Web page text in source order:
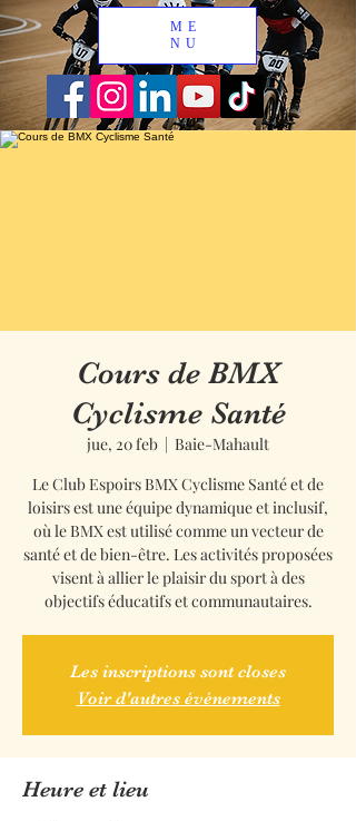
ME
NU
Cours de BMX
Cyclisme Santé
jue, 20 feb
  |
Baie-Mahault
Le Club Espoirs BMX Cyclisme Santé et de
loisirs est une équipe dynamique et inclusif,
où le BMX est utilisé comme un vecteur de
santé et de bien-être. Les activités proposées
visent à allier le plaisir du sport à des
objectifs éducatifs et communautaires.
Les inscriptions sont closes
Voir d'autres événements
Heure et lieu